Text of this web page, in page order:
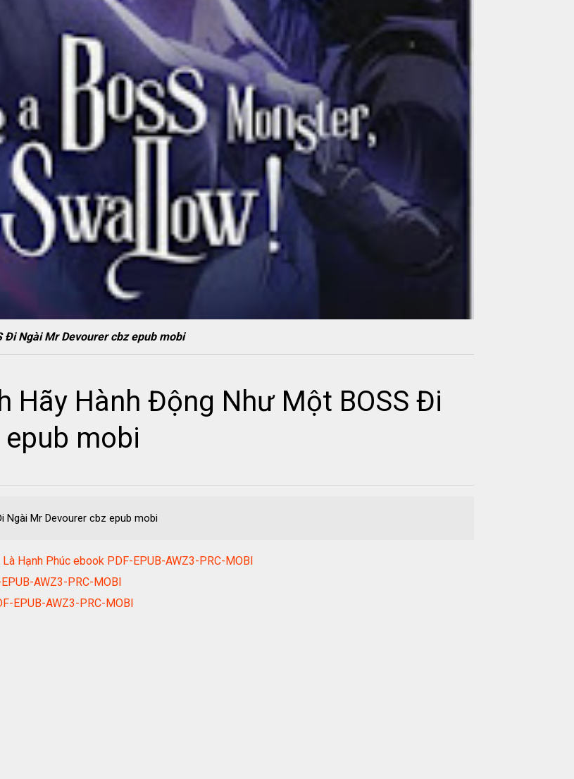
Đi Ngài Mr Devourer cbz epub mobi
Hãy Hành Động Như Một BOSS Đi
mobi
Ngài Mr Devourer cbz epub mobi
Hạnh Phúc ebook PDF-EPUB-AWZ3-PRC-MOBI
AWZ3-PRC-MOBI
EPUB-AWZ3-PRC-MOBI